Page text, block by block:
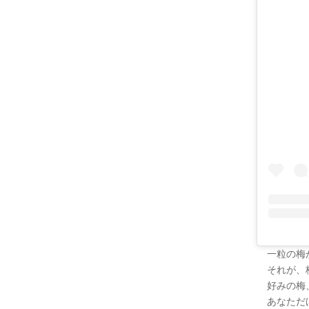
一粒の梅
それが、
好みの梅
あなただ